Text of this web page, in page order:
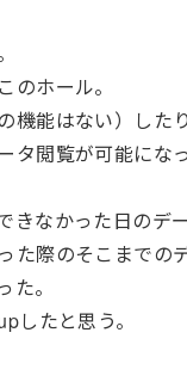
のホール。
機能はない）した
タ閲覧が可能にな
きなかった日のデ
た際のそこまでの
。
したと思う。